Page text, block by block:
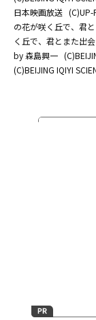
日本映画放送 (C)UP-
の花が咲く丘で、君
く丘で、君とまた出
by 森島興一
(C)BEIJING IQIYI